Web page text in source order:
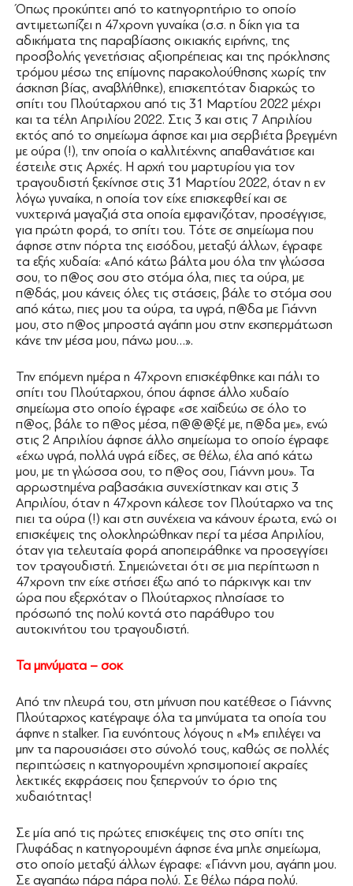
Όπως προκύπτει από το κατηγορητήριο το οποίο
αντιμετωπίζει η 47χρονη γυναίκα (σ.σ. η δίκη για τα
αδικήματα της παραβίασης οικιακής ειρήνης, της
προσβολής γενετήσιας αξιοπρέπειας και της πρόκλησης
τρόμου μέσω της επίμονης παρακολούθησης χωρίς την
άσκηση βίας, αναβλήθηκε), επισκεπτόταν διαρκώς το
σπίτι του Πλούταρχου από τις 31 Μαρτίου 2022 μέχρι
και τα τέλη Απριλίου 2022. Στις 3 και στις 7 Απριλίου
εκτός από το σημείωμα άφησε και μια σερβιέτα βρεγμένη
με ούρα (!), την οποία ο καλλιτέχνης απαθανάτισε και
έστειλε στις Αρχές. Η αρχή του μαρτυρίου για τον
τραγουδιστή ξεκίνησε στις 31 Μαρτίου 2022, όταν η εν
λόγω γυναίκα, η οποία τον είχε επισκεφθεί και σε
νυχτερινά μαγαζιά στα οποία εμφανιζόταν, προσέγγισε,
για πρώτη φορά, το σπίτι του. Τότε σε σημείωμα που
άφησε στην πόρτα της εισόδου, μεταξύ άλλων, έγραφε
τα εξής χυδαία: «Από κάτω βάλτα μου όλα την γλώσσα
σου, το π@ος σου στο στόμα όλα, πιες τα ούρα, με
π@δάς, μου κάνεις όλες τις στάσεις, βάλε το στόμα σου
από κάτω, πιες μου τα ούρα, τα υγρά, π@δα με Γιάννη
μου, στο π@ος μπροστά αγάπη μου στην εκσπερμάτωση
κάνε την μέσα μου, πάνω μου…».
Την επόμενη ημέρα η 47χρονη επισκέφθηκε και πάλι το
σπίτι του Πλούταρχου, όπου άφησε άλλο χυδαίο
σημείωμα στο οποίο έγραφε «σε χαϊδεύω σε όλο το
π@ος, βάλε το π@ος μέσα, π@@@ξέ με, π@δα με», ενώ
στις 2 Απριλίου άφησε άλλο σημείωμα το οποίο έγραφε
«έχω υγρά, πολλά υγρά είδες, σε θέλω, έλα από κάτω
μου, με τη γλώσσα σου, το π@ος σου, Γιάννη μου». Τα
αρρωστημένα ραβασάκια συνεχίστηκαν και στις 3
Απριλίου, όταν η 47χρονη κάλεσε τον Πλούταρχο να της
πιει τα ούρα (!) και στη συνέχεια να κάνουν έρωτα, ενώ οι
επισκέψεις της ολοκληρώθηκαν περί τα μέσα Απριλίου,
όταν για τελευταία φορά αποπειράθηκε να προσεγγίσει
τον τραγουδιστή. Σημειώνεται ότι σε μια περίπτωση η
47χρονη την είχε στήσει έξω από το πάρκινγκ και την
ώρα που εξερχόταν ο Πλούταρχος πλησίασε το
πρόσωπό της πολύ κοντά στο παράθυρο του
αυτοκινήτου του τραγουδιστή.
Τα μηνύματα – σοκ
Από την πλευρά του, στη μήνυση που κατέθεσε ο Γιάννης
Πλούταρχος κατέγραψε όλα τα μηνύματα τα οποία του
άφηνε η stalker. Για ευνόητους λόγους η «Μ» επιλέγει να
μην τα παρουσιάσει στο σύνολό τους, καθώς σε πολλές
περιπτώσεις η κατηγορουμένη χρησιμοποιεί ακραίες
λεκτικές εκφράσεις που ξεπερνούν το όριο της
χυδαιότητας!
Σε μία από τις πρώτες επισκέψεις της στο σπίτι της
Γλυφάδας η κατηγορουμένη άφησε ένα μπλε σημείωμα,
στο οποίο μεταξύ άλλων έγραφε: «Γιάννη μου, αγάπη μου.
Σε αγαπάω πάρα πάρα πολύ. Σε θέλω πάρα πολύ.